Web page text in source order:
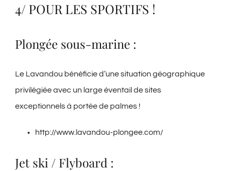
4/ POUR LES SPORTIFS !
Plongée sous-marine :
Le Lavandou bénéficie d’une situation géographique
privilégiée avec un large éventail de sites
exceptionnels à portée de palmes !
http://www.lavandou-plongee.com/
Jet ski / Flyboard :